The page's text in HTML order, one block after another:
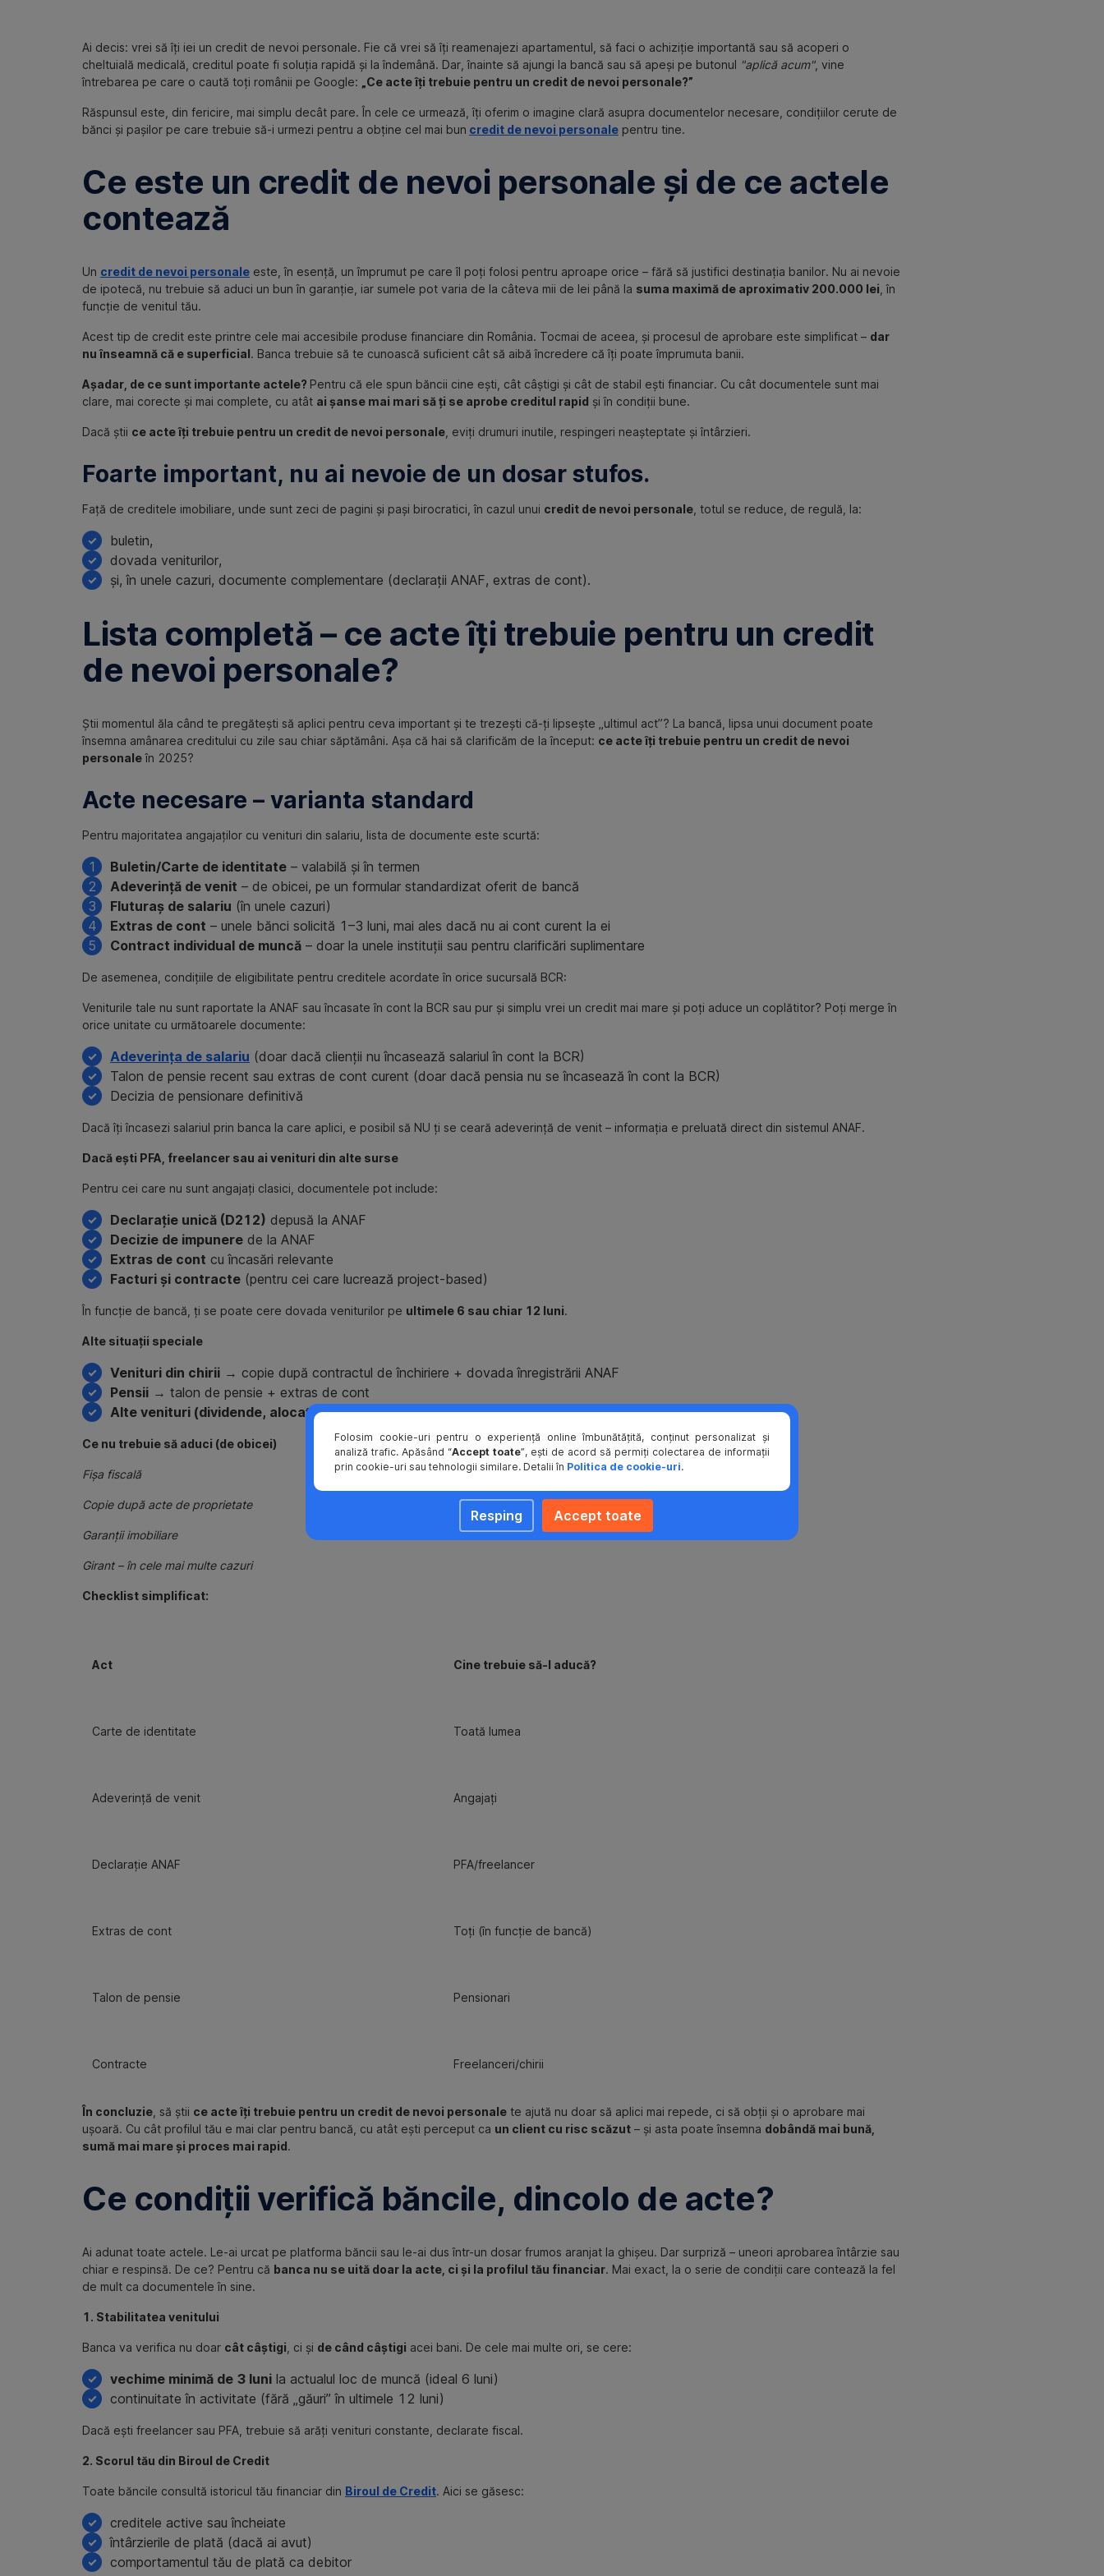
Ai decis: vrei să îți iei un credit de nevoi personale. Fie că vrei să îți reamenajezi apartamentul, să faci o achiziție importantă sau să acoperi o
cheltuială medicală, creditul poate fi soluția rapidă și la îndemână. Dar, înainte să ajungi la bancă sau să apeși pe butonul "aplică acum", vine
întrebarea pe care o caută toți românii pe Google:
„Ce acte îți trebuie pentru un credit de nevoi personale?”
Răspunsul este, din fericire, mai simplu decât pare. În cele ce urmează, îți oferim o imagine clară asupra documentelor necesare, condițiilor cerute de
bănci și pașilor pe care trebuie să-i urmezi pentru a obține cel mai bun credit de nevoi personale pentru tine.
Ce este un credit de nevoi personale și de ce actele
contează
Un credit de nevoi personale este, în esență, un împrumut pe care îl poți folosi pentru aproape orice – fără să justifici destinația banilor. Nu ai nevoie
de ipotecă, nu trebuie să aduci un bun în garanție, iar sumele pot varia de la câteva mii de lei până la suma maximă de aproximativ 200.000 lei , în
funcție de venitul tău.
Acest tip de credit este printre cele mai accesibile produse financiare din România. Tocmai de aceea, și procesul de aprobare este simplificat – dar
nu înseamnă că e superficial. Banca trebuie să te cunoască suficient cât să aibă încredere că îți poate împrumuta banii.
Așadar, de ce sunt importante actele? Pentru că ele spun băncii cine ești, cât câștigi și cât de stabil ești financiar. Cu cât documentele sunt mai
clare, mai corecte și mai complete, cu atât ai șanse mai mari să ți se aprobe creditul rapid și în condiții bune.
Dacă știi ce acte îți trebuie pentru un credit de nevoi personale , eviți drumuri inutile, respingeri neașteptate și întârzieri.
Foarte important, nu ai nevoie de un dosar stufos.
Față de creditele imobiliare, unde sunt zeci de pagini și pași birocratici, în cazul unui credit de nevoi personale , totul se reduce, de regulă, la:
buletin,
dovada veniturilor,
și, în unele cazuri, documente complementare (declarații ANAF, extras de cont).
Lista completă – ce acte îți trebuie pentru un credit
de nevoi personale?
Știi momentul ăla când te pregătești să aplici pentru ceva important și te trezești că-ți lipsește „ultimul act”? La bancă, lipsa unui document poate
însemna amânarea creditului cu zile sau chiar săptămâni. Așa că hai să clarificăm de la început: ce acte îți trebuie pentru un credit de nevoi
personaleîn 2025?
Acte necesare – varianta standard
Pentru majoritatea angajaților cu venituri din salariu, lista de documente este scurtă:
Buletin/Carte de identitate – valabilă și în termen
Adeverință de venit – de obicei, pe un formular standardizat oferit de bancă
Fluturaș de salariu (în unele cazuri)
Extras de cont – unele bănci solicită 1–3 luni, mai ales dacă nu ai cont curent la ei
Contract individual de muncă – doar la unele instituții sau pentru clarificări suplimentare
De asemenea, condițiile de eligibilitate pentru creditele acordate în orice sucursală BCR:
Veniturile tale nu sunt raportate la ANAF sau încasate în cont la BCR sau pur și simplu vrei un credit mai mare și poți aduce un coplătitor? Poți merge în
orice unitate cu următoarele documente:
Adeverința de salariu (doar dacă clienții nu încasează salariul în cont la BCR)
Talon de pensie recent sau extras de cont curent (doar dacă pensia nu se încasează în cont la BCR)
Decizia de pensionare definitivă
Dacă îți încasezi salariul prin banca la care aplici, e posibil să NU ți se ceară adeverință de venit – informația e preluată direct din sistemul ANAF.
Dacă ești PFA, freelancer sau ai venituri din alte surse
Pentru cei care nu sunt angajați clasici, documentele pot include:
Declarație unică (D212) depusă la ANAF
Decizie de impunere de la ANAF
Extras de cont cu încasări relevante
Facturi și contracte (pentru cei care lucrează project-based)
În funcție de bancă, ți se poate cere dovada veniturilor pe ultimele 6 sau chiar 12 luni.
Alte situații speciale
Venituri din chirii → copie după contractul de închiriere + dovada înregistrării ANAF
Pensii → talon de pensie + extras de cont
Alte venituri (dividende, alocații, indemnizații)→ documente justificative pentru fiecare
Ce nu trebuie să aduci (de obicei)
Fișa fiscală
Copie după acte de proprietate
Garanții imobiliare
Girant – în cele mai multe cazuri
Checklist simplificat:
Act Cine trebuie să-l aducă?
Carte de identitate Toată lumea
Adeverință de venit Angajați
Declarație ANAF PFA/freelancer
Extras de cont Toți (în funcție de bancă)
Talon de pensie Pensionari
Contracte Freelanceri/chirii
În concluzie , să știi ce acte îți trebuie pentru un credit de nevoi personale te ajută nu doar să aplici mai repede, ci să obții și o aprobare mai
ușoară. Cu cât profilul tău e mai clar pentru bancă, cu atât ești perceput ca un client cu risc scăzut – și asta poate însemna dobândă mai bună,
sumă mai mare și proces mai rapid.
Ce condiții verifică băncile, dincolo de acte?
Ai adunat toate actele. Le-ai urcat pe platforma băncii sau le-ai dus într-un dosar frumos aranjat la ghișeu. Dar surpriză – uneori aprobarea întârzie sau
chiar e respinsă. De ce? Pentru că banca nu se uită doar la acte, ci și la profilul tău financiar. Mai exact, la o serie de condiții care contează la fel
de mult ca documentele în sine.
1. Stabilitatea venitului
Banca va verifica nu doar cât câștigi , ci și de când câștigi acei bani. De cele mai multe ori, se cere:
vechime minimă de 3 luni la actualul loc de muncă (ideal 6 luni)
continuitate în activitate (fără „găuri” în ultimele 12 luni)
Dacă ești freelancer sau PFA, trebuie să arăți venituri constante, declarate fiscal.
2. Scorul tău din Biroul de Credit
Toate băncile consultă istoricul tău financiar din Biroul de Credit. Aici se găsesc:
creditele active sau încheiate
întârzierile de plată (dacă ai avut)
comportamentul tău de plată ca debitor
Folosim cookie-uri pentru o experiență online îmbunătățită, conținut personalizat și
analiză trafic. Apăsând “Accept toate”, ești de acord să permiți colectarea de informații
prin cookie-uri sau tehnologii similare. Detalii în Politica de cookie-uri.
Resping Accept toate